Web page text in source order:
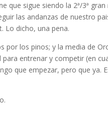
que sigue siendo la 2ª/3ª
las andanzas de nuestro
Lo dicho, una pena.
por los pinos; y la media de
entrenar y competir (en
que empezar, pero que ya.